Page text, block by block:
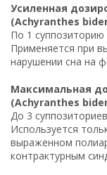
Усиленная
(Achyranthes
По 1
Применяется при
нарушении сна на
Максимальная
(Achyranthes
До 3
Используется
выраженном
контрактурным